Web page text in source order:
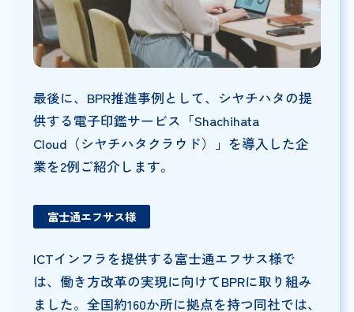
最後に、BPR推進事例として、シヤチハタの提
供する電子印鑑サービス「Shachihata
Cloud（シヤチハタクラウド）」を導入した企
業を2例ご紹介します。
富士通エフサス様
ICTインフラを提供する富士通エフサス様で
は、働き方改革の実現に向けてBPRに取り組み
ました。全国約160か所に拠点を持つ同社では、